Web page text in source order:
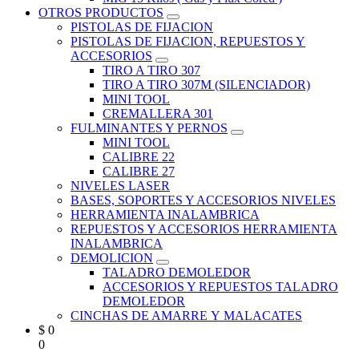
OTROS PRODUCTOS
PISTOLAS DE FIJACION
PISTOLAS DE FIJACION, REPUESTOS Y
ACCESORIOS
TIRO A TIRO 307
TIRO A TIRO 307M (SILENCIADOR)
MINI TOOL
CREMALLERA 301
FULMINANTES Y PERNOS
MINI TOOL
CALIBRE 22
CALIBRE 27
NIVELES LASER
BASES, SOPORTES Y ACCESORIOS NIVELES
HERRAMIENTA INALAMBRICA
REPUESTOS Y ACCESORIOS HERRAMIENTA
INALAMBRICA
DEMOLICION
TALADRO DEMOLEDOR
ACCESORIOS Y REPUESTOS TALADRO
DEMOLEDOR
CINCHAS DE AMARRE Y MALACATES
$ 0
0